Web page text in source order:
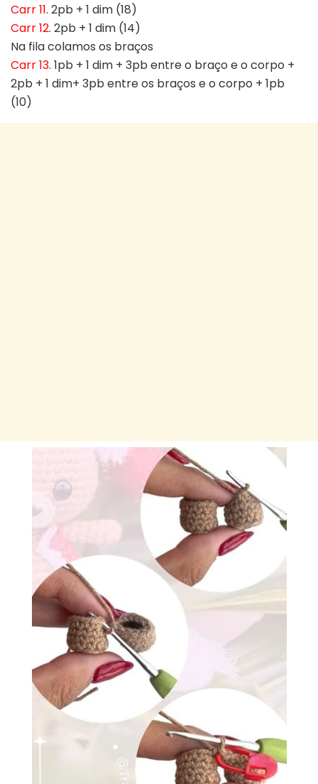
Carr 11. 2pb + 1 dim (18)
Carr 12. 2pb + 1 dim (14)
Na fila colamos os braços
Carr 13. 1pb + 1 dim + 3pb entre o braço e o corpo +
2pb + 1 dim+ 3pb entre os braços e o corpo + 1pb
(10)